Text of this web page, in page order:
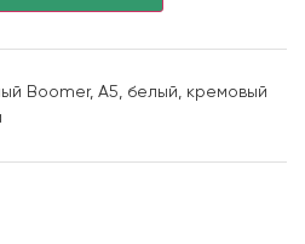
Boomer, А5, белый, кремовый